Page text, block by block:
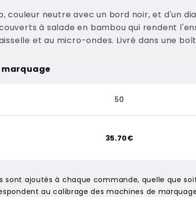
couleur neutre avec un bord noir, et d'un
à salade en bambou qui rendent
et au micro-ondes. Livré dans une
marquage
50
35.70€
sont ajoutés à chaque commande, quelle que
au calibrage des machines de